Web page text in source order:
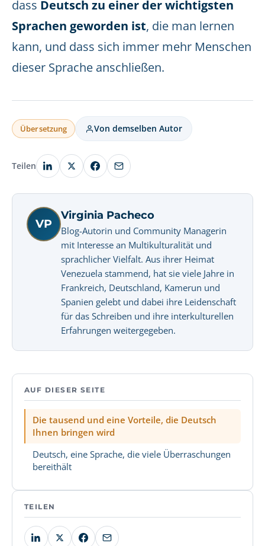
dass Deutsch zu einer der wichtigsten
Sprachen geworden ist, die man lernen
kann, und dass sich immer mehr Menschen
dieser Sprache anschließen.
Übersetzung Von demselben Autor
Teilen
VP
Virginia Pacheco
Blog-Autorin und Community Managerin
mit Interesse an Multikulturalität und
sprachlicher Vielfalt. Aus ihrer Heimat
Venezuela stammend, hat sie viele Jahre in
Frankreich, Deutschland, Kamerun und
Spanien gelebt und dabei ihre Leidenschaft
für das Schreiben und ihre interkulturellen
Erfahrungen weitergegeben.
AUF DIESER SEITE
Die tausend und eine Vorteile, die Deutsch
Ihnen bringen wird
Deutsch, eine Sprache, die viele Überraschungen
bereithält
TEILEN